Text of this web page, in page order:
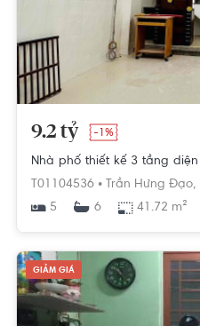
9.2 tỷ -1%
T01104536 •
Trần Hưng Đạo,
5
6 41.72 m²
GIẢM GIÁ